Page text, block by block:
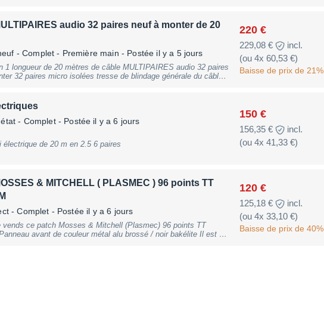
l'acheteur ( poids 12 kg) renseignements au 07 89 62 48 88
audio 32 paires neuf à monter de 20
- Complet - Première main - Postée il y a 5 jours
220 €
229,08 €
incl.
(ou 4x 60,53 €)
Baisse de prix de 21%
32 paires micro isolées tresse de blindage générale du câble
- Complet- Postée il y a 6 jours
150 €
156,35 €
incl.
(ou 4x 41,33 €)
électrique de 20 m en 2.5 6 paires
& MITCHELL ( PLASMEC ) 96 points TT
- Complet - Postée il y a 6 jours
120 €
125,18 €
incl.
(ou 4x 33,10 €)
Baisse de prix de 40%
vends ce patch Mosses & Mitchell (Plasmec) 96 points TT